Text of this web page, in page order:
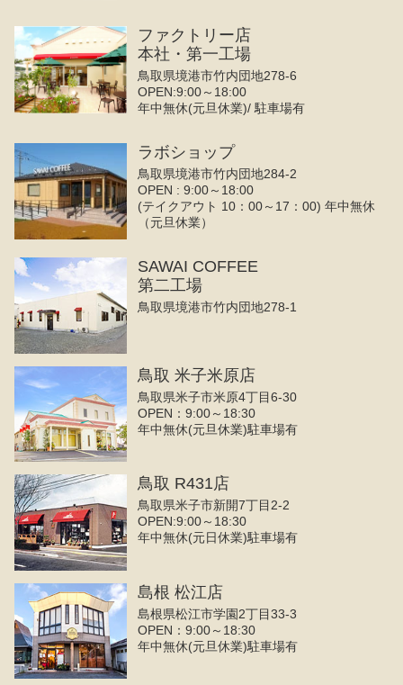
ファクトリー店
本社・第一工場
鳥取県境港市竹内団地278-6
OPEN:9:00～18:00
年中無休(元旦休業)/ 駐車場有
ラボショップ
鳥取県境港市竹内団地284-2
OPEN : 9:00～18:00
(テイクアウト 10：00～17：00) 年中無休
（元旦休業）
SAWAI COFFEE
第二工場
鳥取県境港市竹内団地278-1
鳥取 米子米原店
鳥取県米子市米原4丁目6-30
OPEN：9:00～18:30
年中無休(元旦休業)駐車場有
鳥取 R431店
鳥取県米子市新開7丁目2-2
OPEN:9:00～18:30
年中無休(元日休業)駐車場有
島根 松江店
島根県松江市学園2丁目33-3
OPEN：9:00～18:30
年中無休(元旦休業)駐車場有